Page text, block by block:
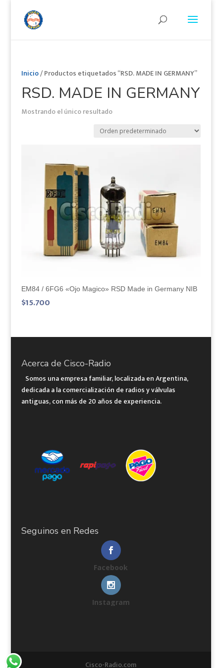
Inicio/ Productos etiquetados “RSD. MADE IN GERMANY”
RSD. MADE IN GERMANY
Mostrando el único resultado
EM84 / 6FG6 «Ojo Magico» RSD Made in Germany NIB
$15.700
Acerca de Cisco-Radio
Somos una empresa familiar, localizada en Argentina,
dedicada a la comercialización de radios y válvulas
antiguas, con más de 20 años de experiencia.
Seguinos en Redes
Facebook
Instagram
Cisco-Radio.com